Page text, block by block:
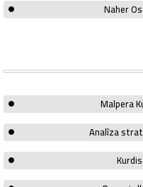
Naher
Malpera
Analîza